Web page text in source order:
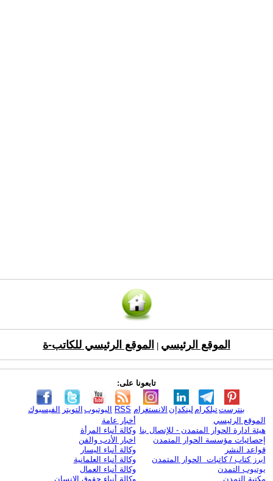
الموقع الرئيسي الموقع الرئيسي للكاتب-ة
تابعونا على:
الفيسبوك التويتر اليوتيوب RSS الانستغرام لينكدإن تيلكرامبنترست
الموقع الرئيسي
هيئة ادارة الحوار المتمدن - للإتصال بنا
إحصائيات مؤسسة الحوار المتمدن
قواعد النشر
ابرز كتاب / كاتبات الحوار المتمدن
يوتيوب التمدن
مكتبة التمدن
أخبار عامة
وكالة أنباء المرأة
اخبار الأدب والفن
وكالة أنباء اليسار
وكالة أنباء العلمانية
وكالة أنباء العمال
وكالة أنباء حقوق الإنسان